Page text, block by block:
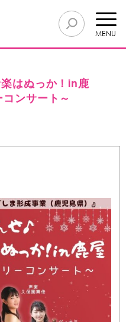
MENU
はぬっか！in鹿
ンサート～